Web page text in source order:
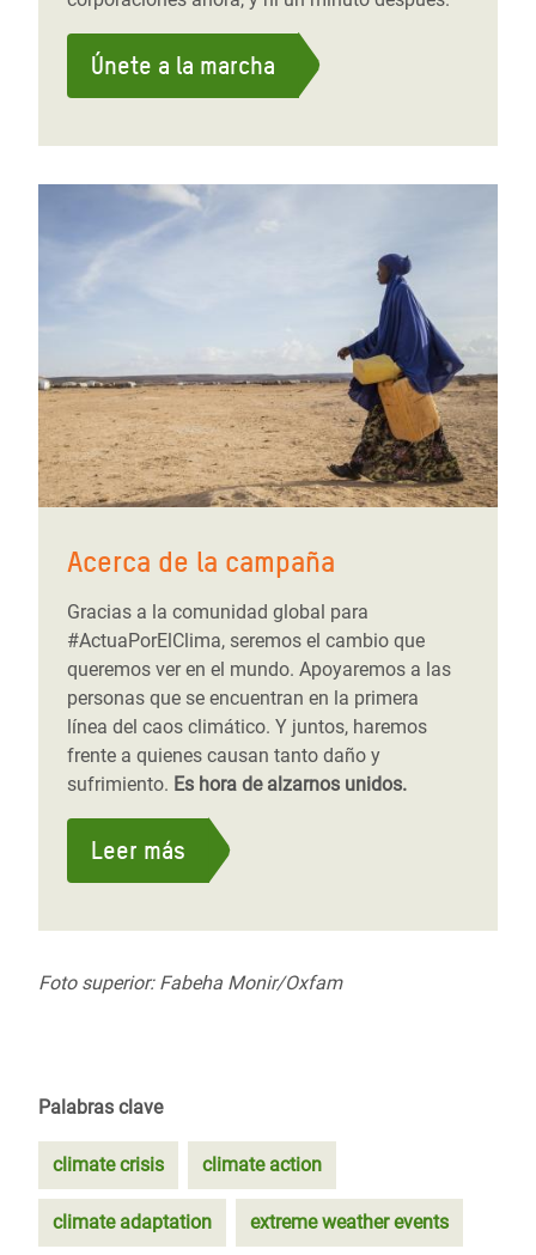
Únete a la marcha
Acerca de la campaña
Gracias a la comunidad global para
#ActuaPorElClima, seremos el cambio que
queremos ver en el mundo. Apoyaremos a las
personas que se encuentran en la primera
línea del caos climático. Y juntos, haremos
frente a quienes causan tanto daño y
sufrimiento. Es hora de alzarnos unidos.
Leer más
Foto superior: Fabeha Monir/Oxfam
Palabras clave
climate crisis climate action
climate adaptation extreme weather events